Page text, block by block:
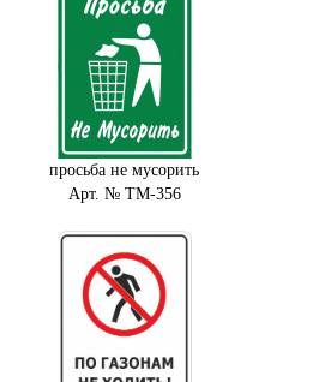
просьба не мусорить
Арт. № ТМ-356